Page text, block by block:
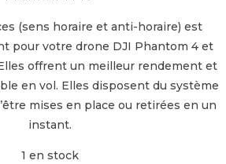
(sens horaire et anti-horaire) est
pour votre drone DJI Phantom 4 et
offrent un meilleur rendement et
en vol. Elles disposent du système
mises en place ou retirées en un
instant.
1 en stock